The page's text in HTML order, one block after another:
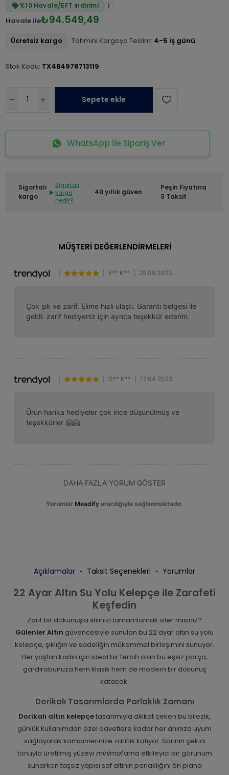
%10 Havale/EFT indirimi i
Havale ile₺94.549,49
Ücretsiz kargo Tahmini Kargoya Teslim: 4-5 iş günü
Stok Kodu: TX4B4978713119
Sepete ekle
WhatsApp İle Sipariş Ver
Sigortalı
kargo
Sigortalı
kargo
nedir?
40 yıllık güven
Peşin Fiyatına
3 Taksit
MÜŞTERİ DEĞERLENDİRMELERİ
E** K** 25.09.2023
Çok şık ve zarif. Elime hızlı ulaştı. Garanti belgesi ile
geldi. zarif hediyeniz için ayrıca teşekkür ederim.
G** K** 17.04.2023
Ürün harika hediyeler çok ince düşünülmüş ve
teşekkürler 🤗🤗
DAHA FAZLA YORUM GÖSTER
Yorumlar Meadify aracılığıyla sağlanmaktadır.
Açıklamalar Taksit Seçenekleri Yorumlar
22 Ayar Altın Su Yolu Kelepçe ile Zarafeti
Keşfedin
Zarif bir dokunuşla stilinizi tamamlamak ister misiniz?
Gülenler Altın güvencesiyle sunulan bu 22 ayar altın su yolu
kelepçe, şıklığın ve sadeliğin mükemmel birleşimini sunuyor.
Her yaştan kadın için ideal bir tercih olan bu eşsiz parça,
gardırobunuza hem klasik hem de modern bir dokunuş
katacak.
Dorikalı Tasarımlarda Parlaklık Zamanı
Dorikalı altın kelepçetasarımıyla dikkat çeken bu bilezik,
günlük kullanımdan özel davetlere kadar her anınıza uyum
sağlayarak kombinlerinize zariflik katıyor. Sarının çekici
tonuyla üretilmiş yüzeyi minimalama etkileyici bir görünüm
sunarken taşsız yapısı saf altının parlaklığını ön plana